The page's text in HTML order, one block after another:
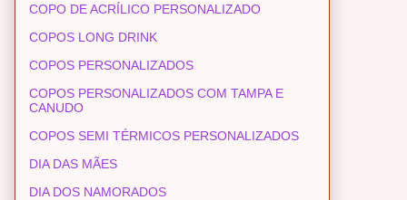
COPO DE ACRÍLICO PERSONALIZADO
COPOS LONG DRINK
COPOS PERSONALIZADOS
COPOS PERSONALIZADOS COM TAMPA E
CANUDO
COPOS SEMI TÉRMICOS PERSONALIZADOS
DIA DAS MÃES
DIA DOS NAMORADOS